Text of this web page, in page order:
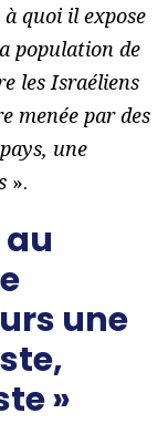
quoi il expose
population de
les Israéliens
menée par des
une
».
au
une
»